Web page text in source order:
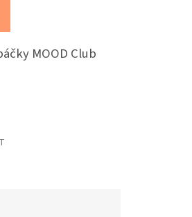
MOOD Club